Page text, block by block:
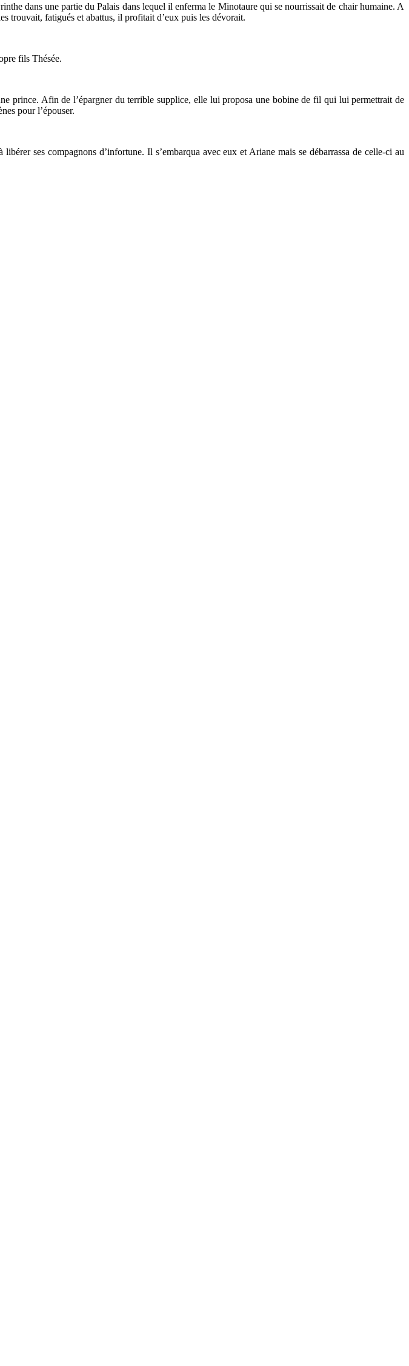
dans une partie du Palais dans lequel il enferma le Minotaure qui se nourrissait de chair humaine. A
trouvait, fatigués et abattus, il profitait d’eux puis les dévorait.
fils Thésée.
prince. Afin de l’épargner du terrible supplice, elle lui proposa une bobine de fil qui lui permettrait de
pour l’épouser.
ses compagnons d’infortune. Il s’embarqua avec eux et Ariane mais se débarrassa de celle-ci au